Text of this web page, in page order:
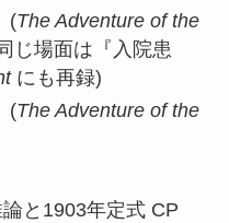
(The Adventure of the
じ場面は『入院患
にも再録)
(The Adventure of the
と1903年定式 CP